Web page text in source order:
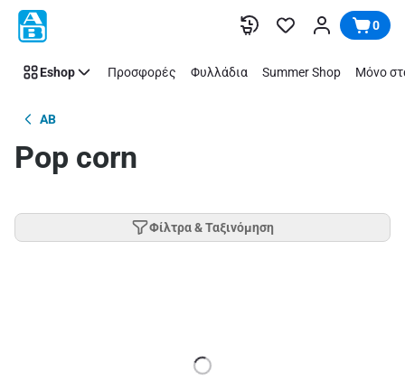
Παράλειψη 0
Eshop Προσφορές Φυλλάδια Summer Shop Μόνο
AB
Pop corn
Φίλτρα & Ταξινόμηση